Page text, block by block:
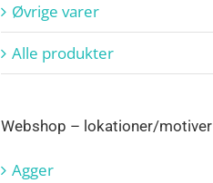
Øvrige varer
Alle produkter
Webshop – lokationer/motiver
Agger